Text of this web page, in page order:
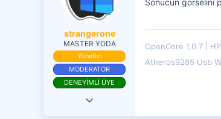
strangerone
MASTER YODA
Yönetici
MODERATOR
DENEYİMLİ ÜYE
9 Haz 2017
Sonucun görselini
OpenCore 1.0.7
Atheros9285 Usb